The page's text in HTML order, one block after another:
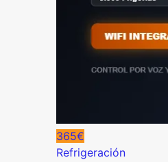
365€
Refrigeración